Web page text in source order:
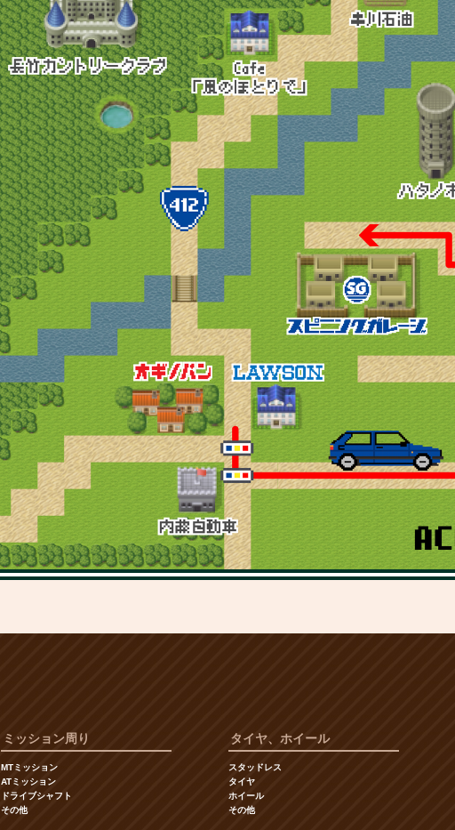
ミッション周り
MTミッション
ATミッション
ドライブシャフト
その他
タイヤ、ホイール
スタッドレス
タイヤ
ホイール
その他